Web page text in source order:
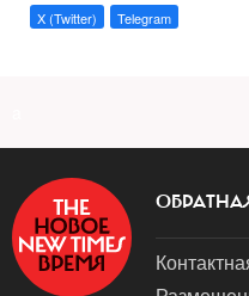
X (Twitter) Telegram